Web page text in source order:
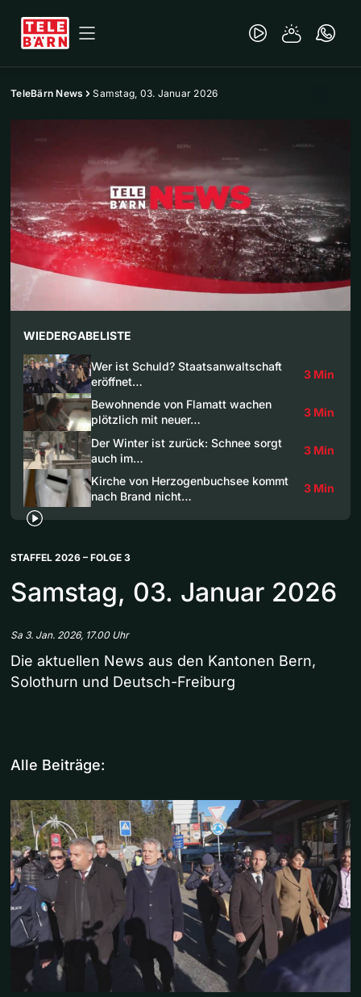
TeleBärn News Samstag, 03. Januar 2026
WIEDERGABELISTE
Wer ist Schuld? Staatsanwaltschaft
eröffnet…
3 Min
Bewohnende von Flamatt wachen
plötzlich mit neuer…
3 Min
Der Winter ist zurück: Schnee sorgt
auch im…
3 Min
Kirche von Herzogenbuchsee kommt
nach Brand nicht…
3 Min
STAFFEL 2026 – FOLGE 3
Samstag, 03. Januar 2026
Sa 3. Jan. 2026, 17.00 Uhr
Die aktuellen News aus den Kantonen Bern,
Solothurn und Deutsch-Freiburg
Alle Beiträge: